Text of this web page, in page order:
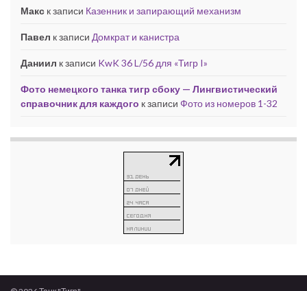
Макс к записи Казенник и запирающий механизм
Павел к записи Домкрат и канистра
Даниил к записи KwK 36 L/56 для «Тигр I»
Фото немецкого танка тигр сбоку — Лингвистический
справочник для каждого к записи Фото из номеров 1-32